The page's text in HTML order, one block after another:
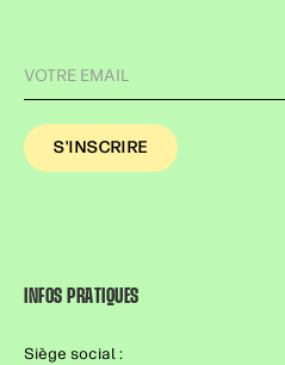
INFOS PRATIQUES
Siège social :